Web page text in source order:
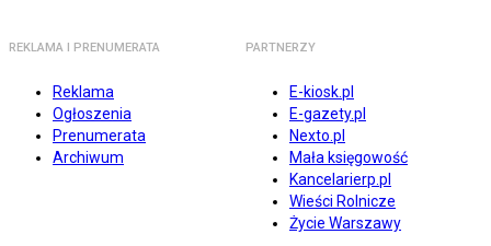
REKLAMA I PRENUMERATA
Reklama
Ogłoszenia
Prenumerata
Archiwum
PARTNERZY
E-kiosk.pl
E-gazety.pl
Nexto.pl
Mała księgowość
Kancelarierp.pl
Wieści Rolnicze
Życie Warszawy